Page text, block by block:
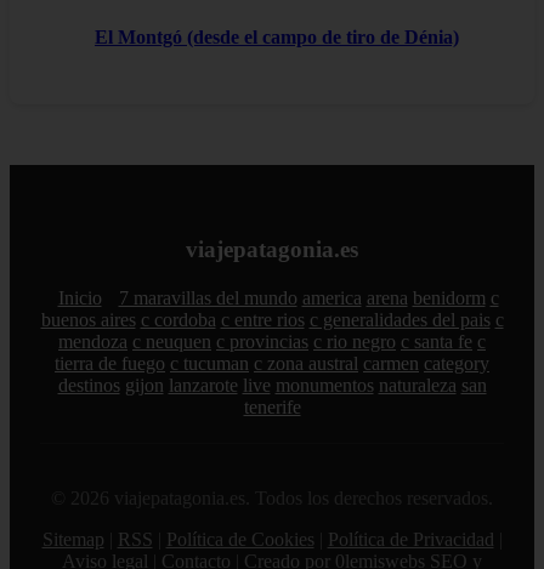
El Montgó (desde el campo de tiro de Dénia)
viajepatagonia.es
Inicio 7 maravillas del mundo america arena benidorm c
buenos aires c cordoba c entre rios c generalidades del pais c
mendoza c neuquen c provincias c rio negro c santa fe c
tierra de fuego c tucuman c zona austral carmen category
destinos gijon lanzarote live monumentos naturaleza san
tenerife
© 2026 viajepatagonia.es. Todos los derechos reservados.
Sitemap
RSS Política de Cookies Política de Privacidad
Aviso legal
Contacto Creado por 0lemiswebs SEO y